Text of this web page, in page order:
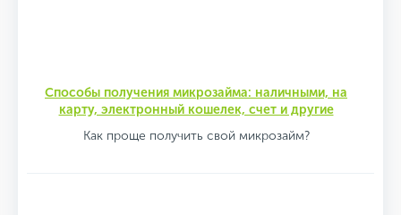
Способы получения микрозайма: наличными, на
карту, электронный кошелек, счет и другие
Как проще получить свой микрозайм?